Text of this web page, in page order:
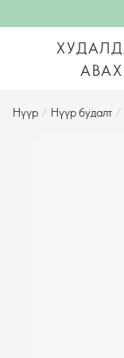
АВАХ
Нүүр / Нүүр будалт /